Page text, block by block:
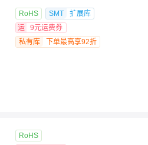
RoHS SMT
扩展库
运
9元运费券
私有库
下单最高享92折
RoHS